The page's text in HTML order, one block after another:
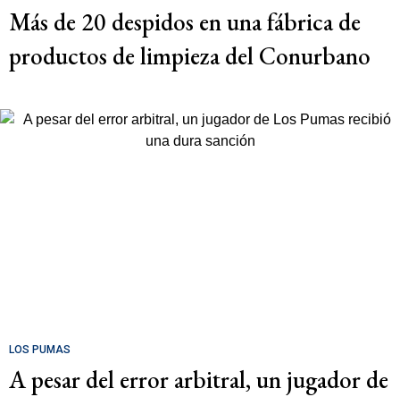
Más de 20 despidos en una fábrica de
productos de limpieza del Conurbano
LOS PUMAS
A pesar del error arbitral, un jugador de